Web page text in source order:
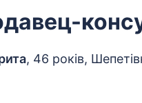
, 46 років,